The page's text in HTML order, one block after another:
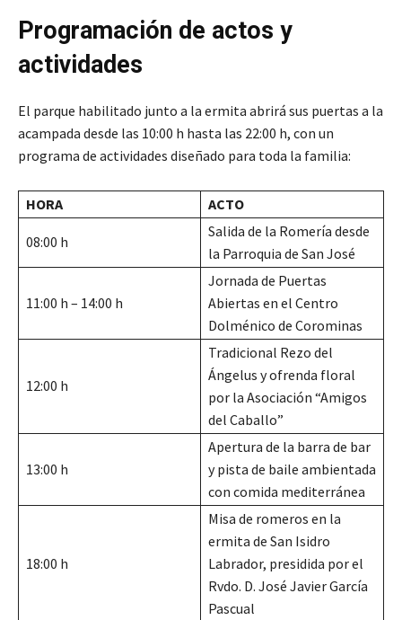
Programación de actos y
actividades
El parque habilitado junto a la ermita abrirá sus puertas a la
acampada desde las 10:00 h hasta las 22:00 h, con un
programa de actividades diseñado para toda la familia:
HORA ACTO
08:00 h
Salida de la Romería desde
la Parroquia de San José
11:00 h – 14:00 h
Jornada de Puertas
Abiertas en el Centro
Dolménico de Corominas
12:00 h
Tradicional Rezo del
Ángelus y ofrenda floral
por la Asociación “Amigos
del Caballo”
13:00 h
Apertura de la barra de bar
y pista de baile ambientada
con comida mediterránea
18:00 h
Misa de romeros en la
ermita de San Isidro
Labrador, presidida por el
Rvdo. D. José Javier García
Pascual